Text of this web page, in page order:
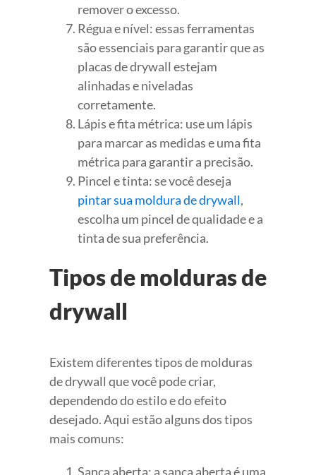
remover o excesso.
Régua e nível: essas ferramentas
são essenciais para garantir que as
placas de drywall estejam
alinhadas e niveladas
corretamente.
Lápis e fita métrica: use um lápis
para marcar as medidas e uma fita
métrica para garantir a precisão.
Pincel e tinta: se você deseja
pintar sua moldura de drywall,
escolha um pincel de qualidade e a
tinta de sua preferência.
Tipos de molduras de
drywall
Existem diferentes tipos de molduras
de drywall que você pode criar,
dependendo do estilo e do efeito
desejado. Aqui estão alguns dos tipos
mais comuns:
Sanca aberta: a sanca aberta é uma